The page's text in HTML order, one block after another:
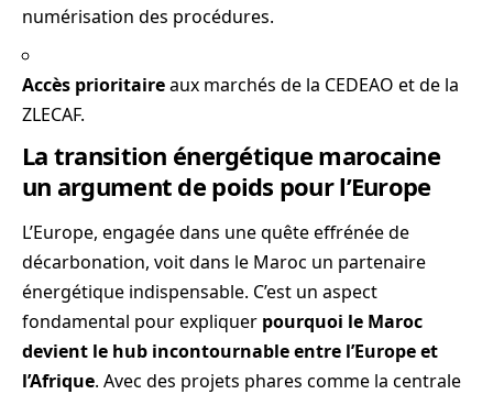
numérisation des procédures.
Accès prioritaireaux marchés de la CEDEAO et de la
ZLECAF.
La transition énergétique marocaine
un argument de poids pour l’Europe
L’Europe, engagée dans une quête effrénée de
décarbonation, voit dans le Maroc un partenaire
énergétique indispensable. C’est un aspect
fondamental pour expliquer pourquoi le Maroc
devient le hub incontournable entre l’Europe et
l’Afrique. Avec des projets phares comme la centrale